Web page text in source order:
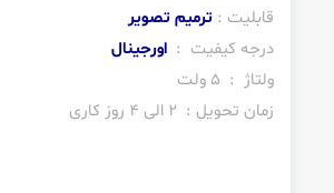
قابلیت : ترمیم تصویر
درجه کیفیت : اورجینال
ولتاژ : 5 ولت
زمان تحویل : 2 الی 4 روز کاری